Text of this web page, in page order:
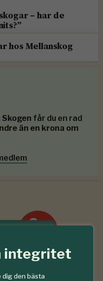
integritet
dig den bästa
– har de
hos Mellanskog
Skogen får du en rad
än en krona om
6-7